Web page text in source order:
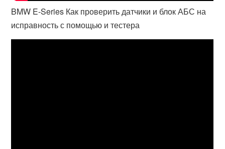
BMW E-Series Как проверить датчики и блок АБС на
исправность с помощью и тестера